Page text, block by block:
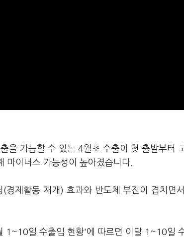
을 가늠할 수 있는 4월초 수출이 첫 출발부터
마이너스 가능성이 높아졌습니다.
경제활동 재개) 효과와 반도체 부진이 겹치면
1~10일 수출입 현황'에 따르면 이달 1~10일